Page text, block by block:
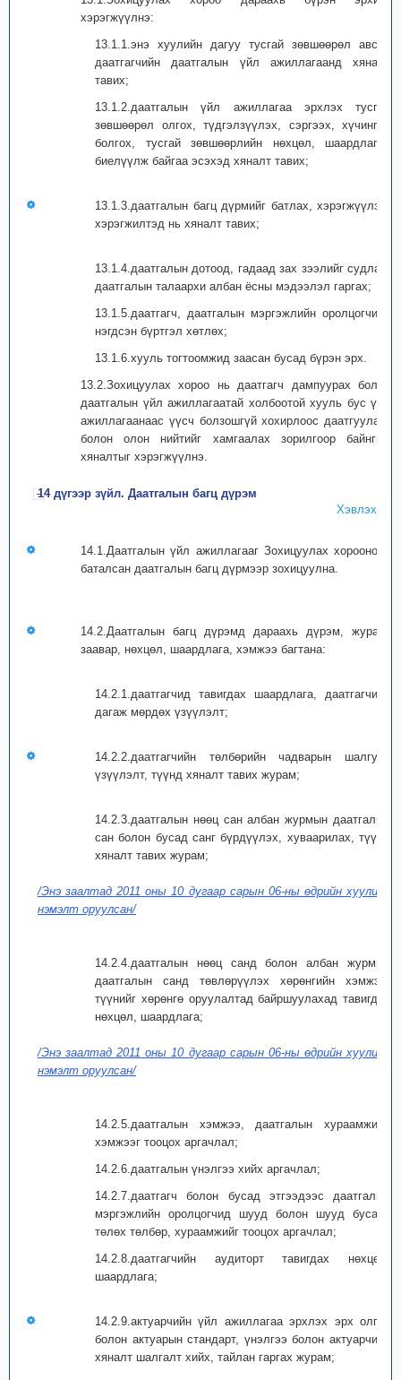
хэрэгжүүлнэ:
13.1.1.энэ хуулийн дагуу тусгай зөвшөөрөл авсан
даатгагчийн даатгалын үйл ажиллагаанд хяналт
тавих;
13.1.2.даатгалын үйл ажиллагаа эрхлэх тусгай
зөвшөөрөл олгох, түдгэлзүүлэх, сэргээх, хүчингүй
болгох, тусгай зөвшөөрлийн нөхцөл, шаардлагыг
биелүүлж байгаа эсэхэд хяналт тавих;
13.1.3.даатгалын багц дүрмийг батлах, хэрэгжүүлэх,
хэрэгжилтэд нь хяналт тавих;
13.1.4.даатгалын дотоод, гадаад зах зээлийг судлах,
даатгалын талаархи албан ёсны мэдээлэл гаргах;
13.1.5.даатгагч, даатгалын мэргэжлийн оролцогчийн
нэгдсэн бүртгэл хөтлөх;
13.1.6.хууль тогтоомжид заасан бусад бүрэн эрх.
13.2.Зохицуулах хороо нь даатгагч дампуурах болон
даатгалын үйл ажиллагаатай холбоотой хууль бус үйл
ажиллагаанаас үүсч болзошгүй хохирлоос даатгуулагч
болон олон нийтийг хамгаалах зорилгоор байнгын
хяналтыг хэрэгжүүлнэ.
14 дүгээр зүйл. Даатгалын багц дүрэм
Хэвлэх
14.1.Даатгалын үйл ажиллагааг Зохицуулах хорооноос
баталсан даатгалын багц дүрмээр зохицуулна.
14.2.Даатгалын багц дүрэмд дараахь дүрэм, журам,
заавар, нөхцөл, шаардлага, хэмжээ багтана:
14.2.1.даатгагчид тавигдах шаардлага, даатгагчийн
дагаж мөрдөх үзүүлэлт;
14.2.2.даатгагчийн төлбөрийн чадварын шалгуур
үзүүлэлт, түүнд хяналт тавих журам;
14.2.3.даатгалын нөөц сан албан журмын даатгалын
сан болон бусад санг бүрдүүлэх, хуваарилах, түүнд
хяналт тавих журам;
/Энэ заалтад 2011 оны 10 дугаар сарын 06-ны өдрийн хуулиар
нэмэлт оруулсан/
14.2.4.даатгалын нөөц санд болон албан журмын
даатгалын санд төвлөрүүлэх хөрөнгийн хэмжээ,
түүнийг хөрөнгө оруулалтад байршуулахад тавигдах
нөхцөл, шаардлага;
/Энэ заалтад 2011 оны 10 дугаар сарын 06-ны өдрийн хуулиар
нэмэлт оруулсан/
14.2.5.даатгалын хэмжээ, даатгалын хураамжийн
хэмжээг тооцох аргачлал;
14.2.6.даатгалын үнэлгээ хийх аргачлал;
14.2.7.даатгагч болон бусад этгээдээс даатгалын
мэргэжлийн оролцогчид шууд болон шууд бусаар
төлөх төлбөр, хураамжийг тооцох аргачлал;
14.2.8.даатгагчийн аудиторт тавигдах нөхцөл,
шаардлага;
14.2.9.актуарчийн үйл ажиллагаа эрхлэх эрх олгох
болон актуарын стандарт, үнэлгээ болон актуарчийн
хяналт шалгалт хийх, тайлан гаргах журам;